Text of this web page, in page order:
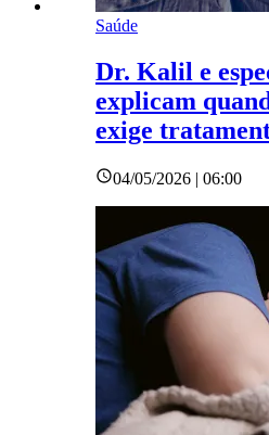
Saúde
Dr. Kalil e
explicam
exige
04/05/2026 | 06:00